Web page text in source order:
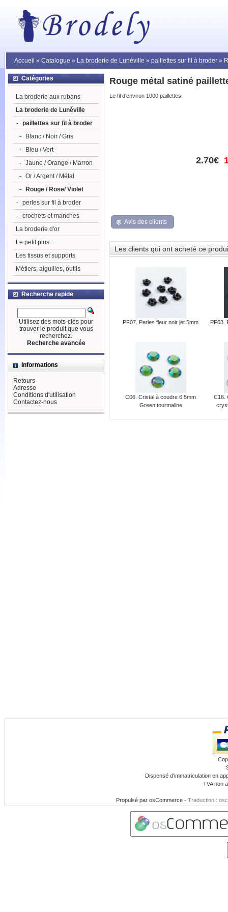
Accueil » Catalogue » La broderie de Lunéville » paillettes sur fil à broder »
Rouge métal satiné
Le fil d'environ 1000 paillettes.
2.70€
Avis des clients
Les clients qui ont acheté ce
PF07. Perles fleur noir jet 5mm PF03.
C06. Cristal à coudre 6.5mm
Green tourmaline
C16.
Catégories
La broderie aux rubans
La broderie de Lunéville
- paillettes sur fil à broder
-
Blanc / Noir / Gris
-
Bleu / Vert
- Jaune / Orange / Marron
- Or / Argent / Métal
-
Rouge / Rose/ Violet
- perles sur fil à broder
- crochets et manches
La broderie d'or
Le petit plus...
Les tissus et supports
Métiers, aiguilles, outils
Recherche rapide
Utilisez des mots-clés pour
trouver le produit que vous
recherchez.
Recherche avancée
Informations
Retours
Adresse
Conditions d'utilisation
Contactez-nous
Dispensé d'immatriculation en
TVA non
Propulsé par osCommerce - Traduction :